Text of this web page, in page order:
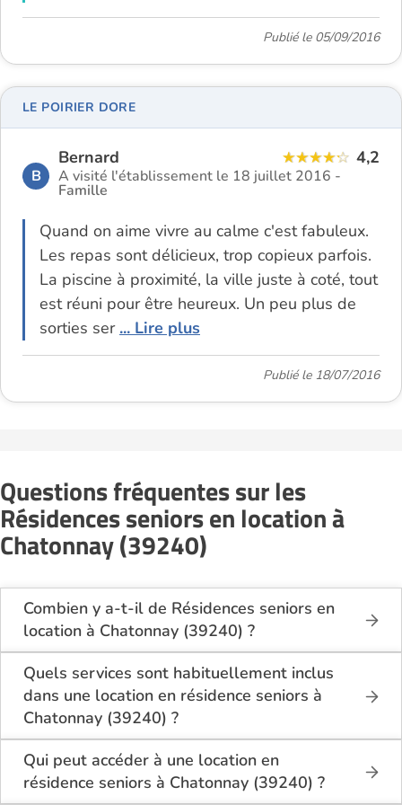
Publié le 05/09/2016
B
Bernard 4,2
A visité l'établissement le 18 juillet 2016 -
Famille
Quand on aime vivre au calme c'est fabuleux.
Les repas sont délicieux, trop copieux parfois.
La piscine à proximité, la ville juste à coté, tout
est réuni pour être heureux. Un peu plus de
sorties ser ... Lire plus
LE POIRIER DORE
Publié le 18/07/2016
Questions fréquentes sur les
Résidences seniors en location à
Chatonnay (39240)
Combien y a-t-il de Résidences seniors en
location à Chatonnay (39240) ?
Sur le site Logement-seniors.com, on recense
actuellement 1 Résidences seniors en location à
Chatonnay (39240).
Quels services sont habituellement inclus
dans une location en résidence seniors à
Chatonnay (39240) ?
En location à Chatonnay (39240), la résidence
seniors inclut généralement : l’entretien des espaces
communs, l’accès à des activités, la présence d’un
accueil / surveillance, la restauration ou service
Qui peut accéder à une location en
résidence seniors à Chatonnay (39240) ?